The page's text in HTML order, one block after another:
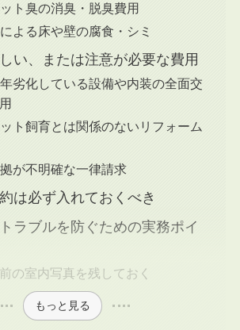
ト臭の消臭・脱臭費用
よる床や壁の腐食・シミ
い、または注意が必要な費用
劣化している設備や内装の全面交
ト飼育とは関係のないリフォーム
が不明確な一律請求
は必ず入れておくべき
ラブルを防ぐための実務ポイ
の室内写真を残しておく
もっと見る